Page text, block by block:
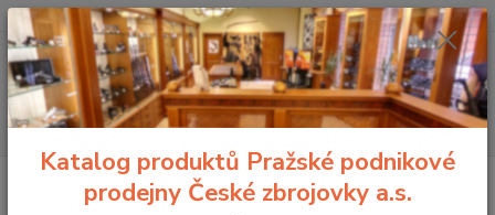
Menu
Hledat
+420 225 375 800
Pouzdra, kufry na zbraně a batohy Látková pouzdra
na dlouhé zbraně
Přepravní pouzdro na pušku FALCO s logem CZUB
Katalog produktů Pražské podnikové
prodejny České zbrojovky a.s.